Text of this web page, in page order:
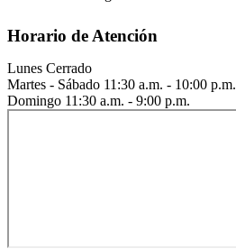
Horario de Atención
Lunes Cerrado
Martes - Sábado 11:30 a.m. - 10:00 p.m.
Domingo 11:30 a.m. - 9:00 p.m.